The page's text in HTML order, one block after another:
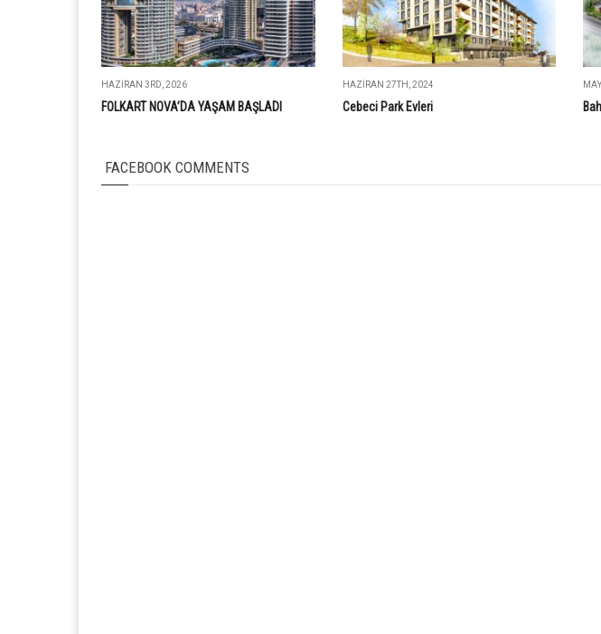
HAZIRAN 3RD, 2026
FOLKART NOVA’DA YAŞAM BAŞLADI
HAZIRAN 27TH, 2024
Cebeci Park Evleri
FACEBOOK COMMENTS